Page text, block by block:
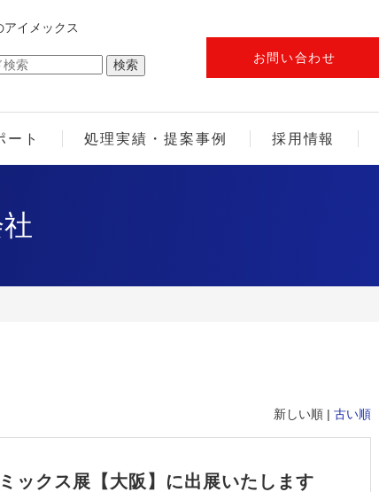
イメックス
お問い合わせ
ート 処理実績・提案事例 採用情報
新しい順 | 古い順
ックス展【大阪】に出展いたします